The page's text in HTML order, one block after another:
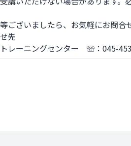
ございましたら、お気軽にお問合
先
レーニングセンター　☏：045-